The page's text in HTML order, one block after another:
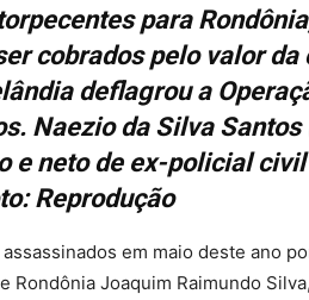
para
cobrados pelo valor
deflagrou a
Naezio da Silva
e neto de ex-policial
Reprodução
em maio deste ano
Joaquim Raimundo